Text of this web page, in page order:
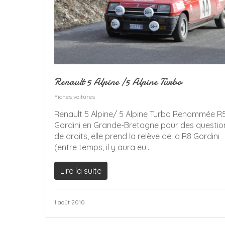
Renault 5 Alpine /5 Alpine Turbo
Fiches voitures
Renault 5 Alpine/ 5 Alpine Turbo Renommée
Gordini en Grande-Bretagne pour des
de droits, elle prend la relève de la R8 Gordini
(entre temps, il y aura eu...
Lire la suite
1 août 2010